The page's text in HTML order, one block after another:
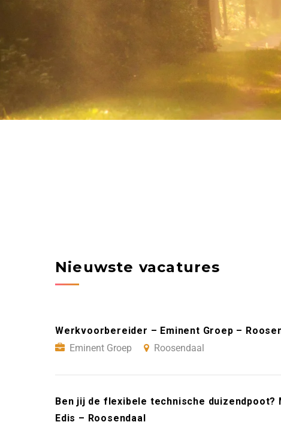
Nieuwste vacatures
Werkvoorbereider – Eminent Groep –
Eminent Groep
Roosendaal
Ben jij de flexibele technische
Edis – Roosendaal